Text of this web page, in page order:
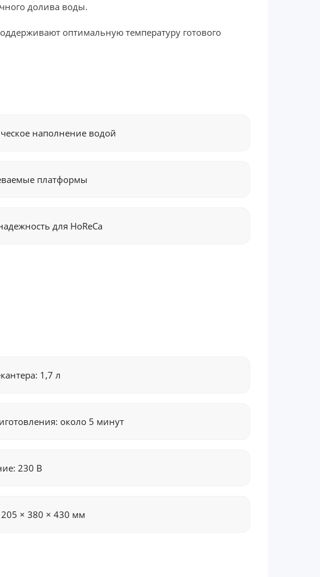
долива воды.
оптимальную температуру готового
наполнение водой
платформы
для HoReCa
1,7 л
около 5 минут
230 В
× 380 × 430 мм